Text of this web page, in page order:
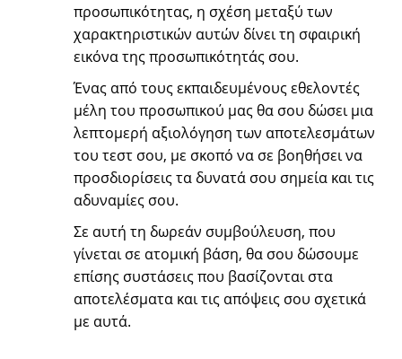
προσωπικότητας, η σχέση μεταξύ των
χαρακτηριστικών αυτών δίνει τη σφαιρική
εικόνα της προσωπικότητάς σου.
Ένας από τους εκπαιδευμένους εθελοντές
μέλη του προσωπικού μας θα σου δώσει μια
λεπτομερή αξιολόγηση των αποτελεσμάτων
του τεστ σου, με σκοπό να σε βοηθήσει να
προσδιορίσεις τα δυνατά σου σημεία και τις
αδυναμίες σου.
Σε αυτή τη δωρεάν συμβούλευση, που
γίνεται σε ατομική βάση, θα σου δώσουμε
επίσης συστάσεις που βασίζονται στα
αποτελέσματα και τις απόψεις σου σχετικά
με αυτά.